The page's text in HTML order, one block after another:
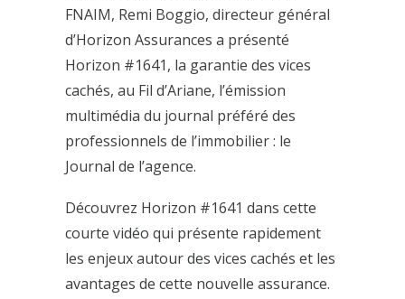
FNAIM, Remi Boggio, directeur général
d’Horizon Assurances a présenté
Horizon #1641, la garantie des vices
cachés, au Fil d’Ariane, l’émission
multimédia du journal préféré des
professionnels de l’immobilier : le
Journal de l’agence.
Découvrez Horizon #1641 dans cette
courte vidéo qui présente rapidement
les enjeux autour des vices cachés et les
avantages de cette nouvelle assurance.